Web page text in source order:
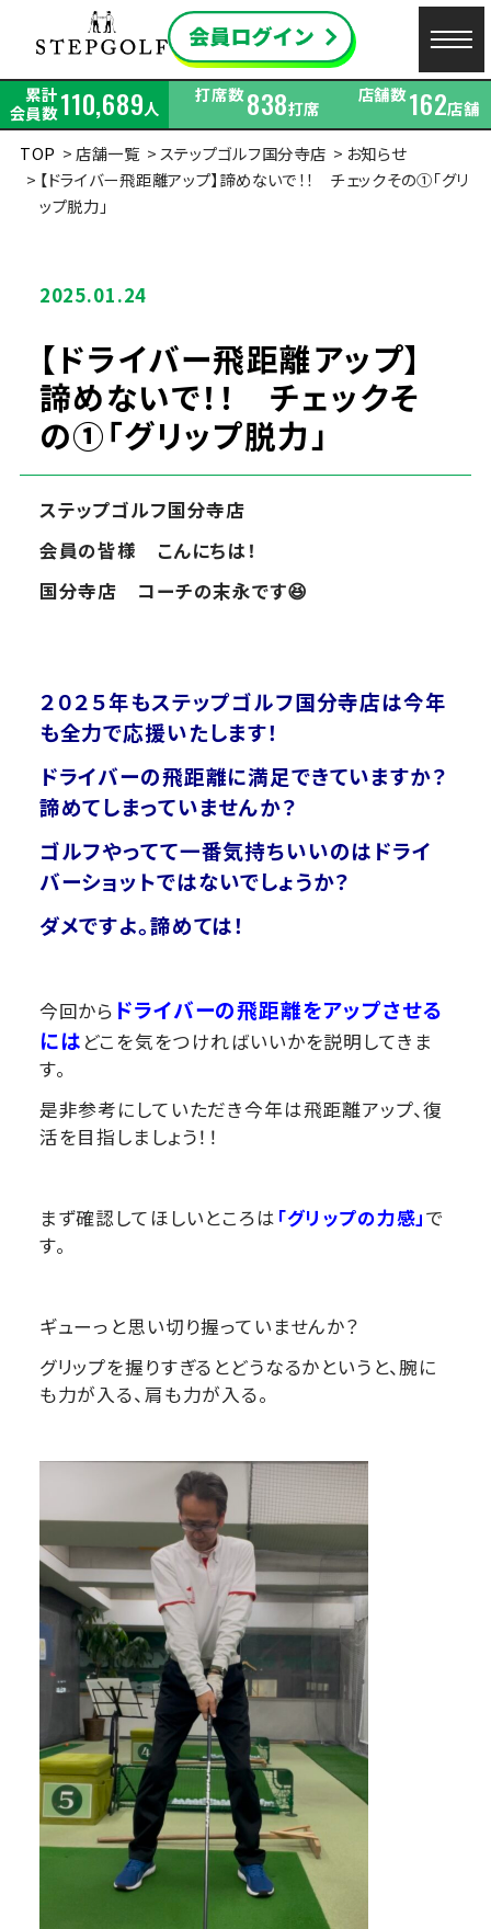
累計
会員数110,689人
打席数838打席
店舗数162店舗
TOP
店舗一覧 ステップゴルフ国分寺店
お知らせ
【ドライバー飛距離アップ】諦めないで！！ チェックその①「グリ
ップ脱力」
2025.01.24
【ドライバー飛距離アップ】
諦めないで！！ チェックそ
の①「グリップ脱力」
ステップゴルフ国分寺店
会員の皆様 こんにちは！
国分寺店 コーチの末永です😆
２０２５年もステップゴルフ国分寺店は今年
も全力で応援いたします！
ドライバーの飛距離に満足できていますか？
諦めてしまっていませんか？
ゴルフやってて一番気持ちいいのはドライ
バーショットではないでしょうか？
ダメですよ。諦めては！
今回から ドライバーの飛距離をアップさせる
には どこを気をつければいいかを説明してきま
す。
是非参考にしていただき今年は飛距離アップ、復
活を目指しましょう！！
まず確認してほしいところは 「グリップの力感」で
す。
ギューっと思い切り握っていませんか？
グリップを握りすぎるとどうなるかというと、腕に
も力が入る、肩も力が入る。